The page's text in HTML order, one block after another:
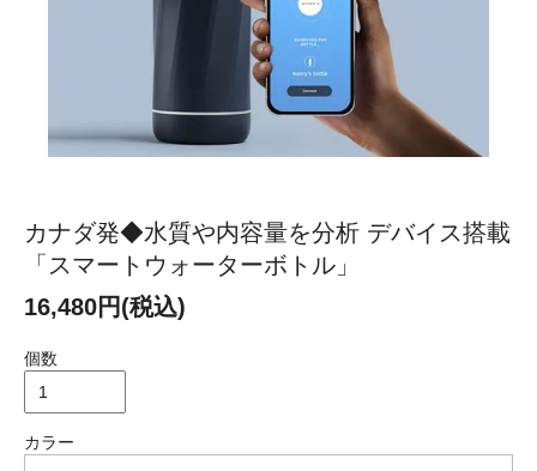
カナダ発◆水質や内容量を分析 デバイス搭載
「スマートウォーターボトル」
16,480円(税込)
個数
カラー